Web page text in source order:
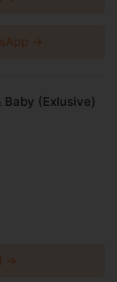
pembelian
→
Baby (Exlusive)
→